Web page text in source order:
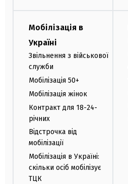
Мобілізація в
Україні
Звільнення з військової
служби
Мобілізація 50+
Мобілізація жінок
Контракт для 18-24-
річних
Відстрочка від
мобілізації
Мобілізація в Україні:
скільки осіб мобілізує
ТЦК